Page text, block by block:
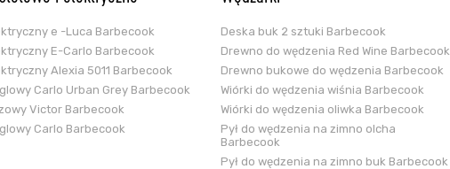
e -Luca Barbecook
E-Carlo Barbecook
Alexia 5011 Barbecook
Carlo Urban Grey Barbecook
Victor Barbecook
Carlo Barbecook
Deska buk 2 sztuki Barbecook
Drewno do wędzenia Red Wine Barbecook
Drewno bukowe do wędzenia Barbecook
Wiórki do wędzenia wiśnia Barbecook
Wiórki do wędzenia oliwka Barbecook
Pył do wędzenia na zimno olcha
Barbecook
Pył do wędzenia na zimno buk Barbecook